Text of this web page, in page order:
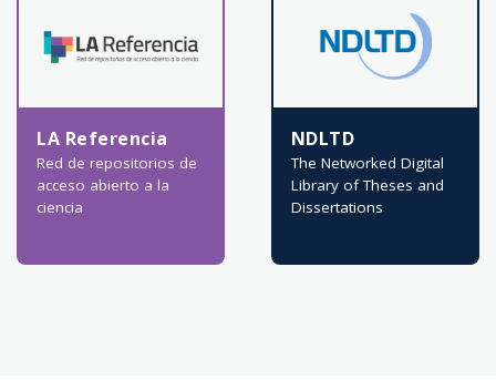
LA Referencia
Red de repositorios de
acceso abierto a la
ciencia
NDLTD
The Networked Digital
Library of Theses and
Dissertations